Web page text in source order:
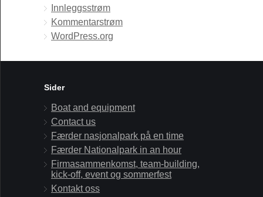
Innleggsstrøm
Kommentarstrøm
WordPress.org
Sider
Boat and equipment
Contact us
Færder nasjonalpark på en time
Færder Nationalpark in an hour
Firmasammenkomst, team-building,
kick-off, event og sommerfest
Kontakt oss